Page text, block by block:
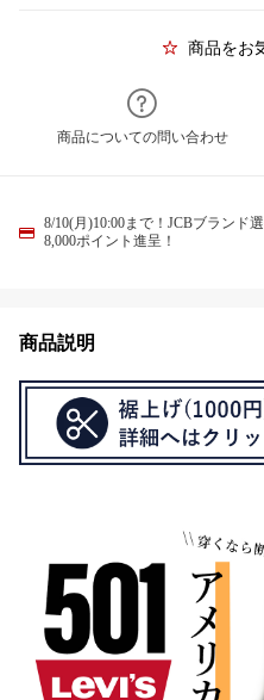
商品をお
商品についての問い合わせ
8/10(月)10:00まで！JCBブランド
8,000ポイント進呈！
商品説明